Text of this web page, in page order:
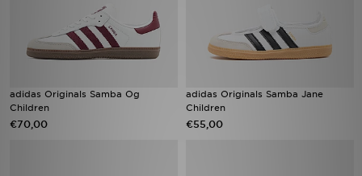
adidas Originals Samba Og
Children
€70,00
adidas Originals Samba Jane
Children
€55,00